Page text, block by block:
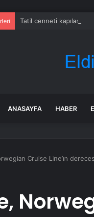
Tatil cenneti kapılarını
ANASAYFA HABER
Cruise Line’ın